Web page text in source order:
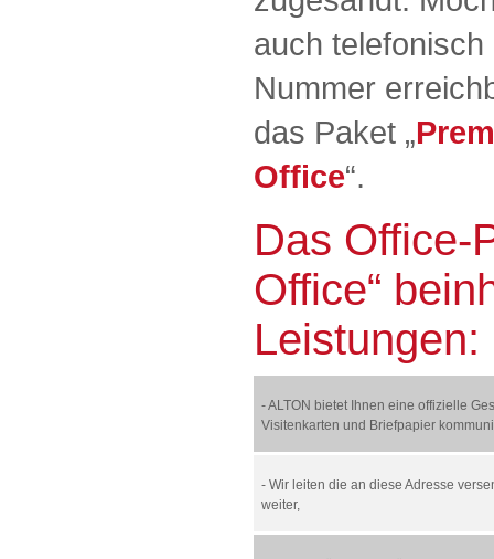
auch
Nummer
das Paket „
Office“.
Das Office-
Office“
Leistungen:
- ALTON bietet Ihnen eine offizielle
Visitenkarten und Briefpapier
- Wir leiten die an diese Adresse
weiter,